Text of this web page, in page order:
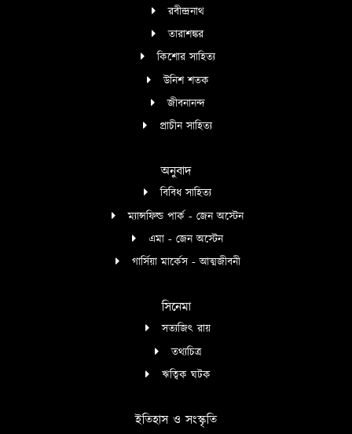
রবীন্দ্রনাথ
তারাশঙ্কর
কিশোর সাহিত্য
উনিশ শতক
জীবনানন্দ
প্রাচীন সাহিত্য
অনুবাদ
বিবিধ সাহিত্য
ম্যান্সফিল্ড পার্ক - জেন অস্টেন
এমা - জেন অস্টেন
গার্সিয়া মার্কেস - আত্মজীবনী
সিনেমা
সত্যজিৎ রায়
তথ্যচিত্র
ঋত্বিক ঘটক
ইতিহাস ও সংস্কৃতি